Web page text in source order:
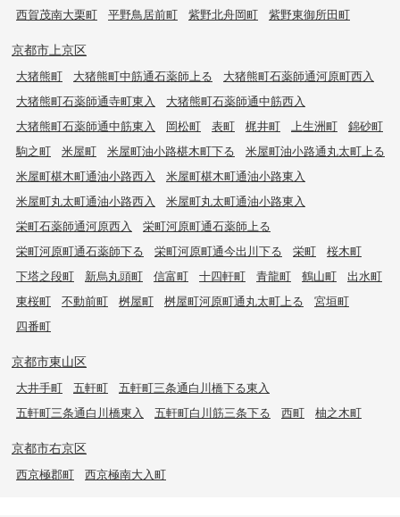
西賀茂南大栗町
平野鳥居前町 紫野北舟岡町 紫野東御所田町
京都市上京区
大猪熊町 大猪熊町中筋通石薬師上る
大猪熊町石薬師通河原町西入
大猪熊町石薬師通寺町東入
大猪熊町石薬師通中筋西入
大猪熊町石薬師通中筋東入
岡松町 表町 梶井町 上生洲町
錦砂町
駒之町
米屋町 米屋町油小路椹木町下る
米屋町油小路通丸太町上る
米屋町椹木町通油小路西入
米屋町椹木町通油小路東入
米屋町丸太町通油小路西入
米屋町丸太町通油小路東入
栄町石薬師通河原西入
栄町河原町通石薬師上る
栄町河原町通石薬師下る
栄町河原町通今出川下る 栄町
桜木町
下塔之段町
新烏丸頭町 信富町 十四軒町 青龍町 鶴山町
出水町
東桜町
不動前町 桝屋町 桝屋町河原町通丸太町上る
宮垣町
四番町
京都市東山区
大井手町 五軒町
五軒町三条通白川橋下る東入
五軒町三条通白川橋東入
五軒町白川筋三条下る 西町 柚之木町
京都市右京区
西京極郡町 西京極南大入町